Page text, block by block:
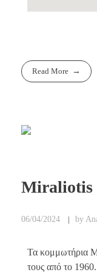
Read More
Miraliotis
06/04/2024 by
Τα κομμωτήρια
τους από το 1960.